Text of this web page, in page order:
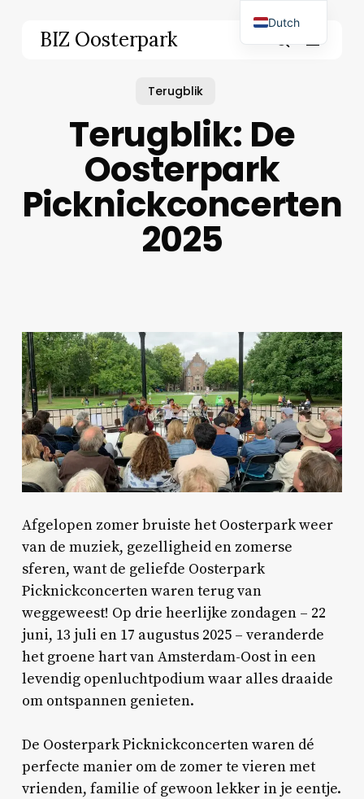
BIZ Oosterpark
Terugblik
Terugblik: De
Oosterpark
Picknickconcerten
2025
Afgelopen zomer bruiste het Oosterpark weer
van de muziek, gezelligheid en zomerse
sferen, want de geliefde Oosterpark
Picknickconcerten waren terug van
weggeweest! Op drie heerlijke zondagen – 22
juni, 13 juli en 17 augustus 2025 – veranderde
het groene hart van Amsterdam-Oost in een
levendig openluchtpodium waar alles draaide
om ontspannen genieten.
De Oosterpark Picknickconcerten waren dé
perfecte manier om de zomer te vieren met
vrienden, familie of gewoon lekker in je eentje.
Dutch
English